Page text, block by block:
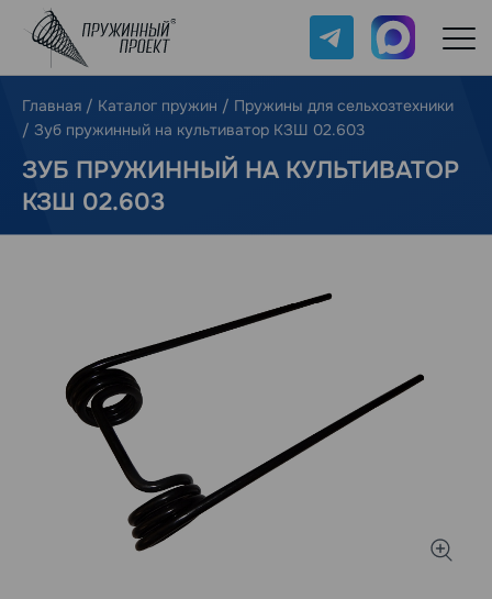
Telegram Max
Главная / Каталог пружин / Пружины для сельхозтехники
/ Зуб пружинный на культиватор КЗШ 02.603
ЗУБ ПРУЖИННЫЙ НА КУЛЬТИВАТОР
КЗШ 02.603